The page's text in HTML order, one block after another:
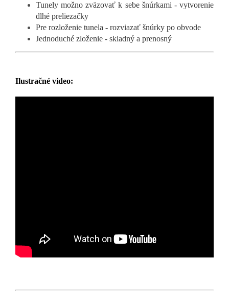
Tunely možno zväzovať k sebe šnúrkami - vytvorenie
dlhé preliezačky
Pre rozloženie tunela - rozviazať šnúrky po obvode
Jednoduché zloženie - skladný a prenosný
Ilustračné video: